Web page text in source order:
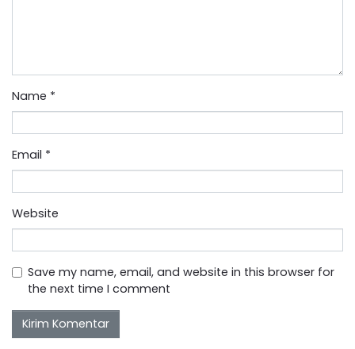
Name *
Email *
Website
Save my name, email, and website in this browser for
the next time I comment